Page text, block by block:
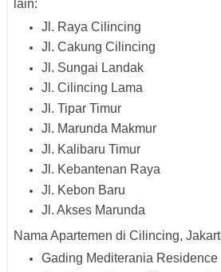
lain:
Jl. Raya Cilincing
Jl. Cakung Cilincing
Jl. Sungai Landak
Jl. Cilincing Lama
Jl. Tipar Timur
Jl. Marunda Makmur
Jl. Kalibaru Timur
Jl. Kebantenan Raya
Jl. Kebon Baru
Jl. Akses Marunda
Nama Apartemen di Cilincing,
Gading Mediterania Residence